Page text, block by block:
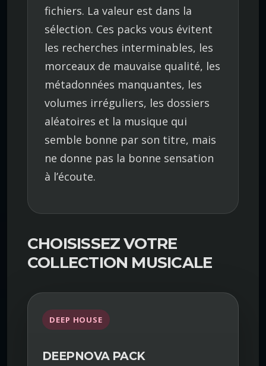
fichiers. La valeur est dans la
sélection. Ces packs vous évitent
les recherches interminables, les
morceaux de mauvaise qualité, les
métadonnées manquantes, les
volumes irréguliers, les dossiers
aléatoires et la musique qui
semble bonne par son titre, mais
ne donne pas la bonne sensation
à l’écoute.
CHOISISSEZ VOTRE
COLLECTION MUSICALE
DEEP HOUSE
DEEPNOVA PACK